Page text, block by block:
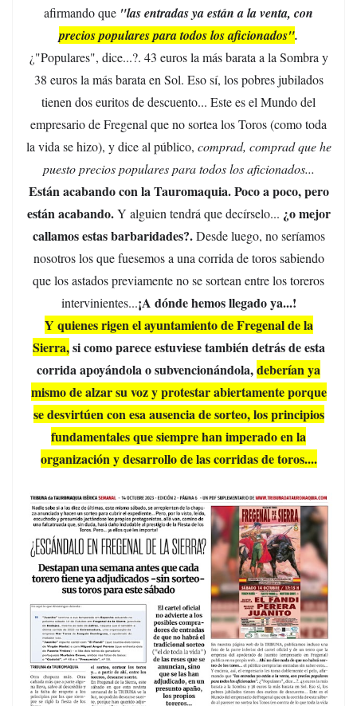
afirmando que "las entradas ya están a la venta, con
precios populares para todos los aficionados".
¿"Populares", dice...?. 43 euros la más barata a la Sombra y
38 euros la más barata en Sol. Eso sí, los pobres jubilados
tienen dos euritos de descuento... Este es el Mundo del
empresario de Fregenal que no sortea los Toros (como toda
la vida se hizo), y dice al público, comprad, comprad que he
puesto precios populares para todos los aficionados...
Están acabando con la Tauromaquia. Poco a poco, pero
están acabando.Y alguien tendrá que decírselo... ¿o mejor
callamos estas barbaridades?.Desde luego, no seríamos
nosotros los que fuesemos a una corrida de toros sabiendo
que los astados previamente no se sortean entre los toreros
intervinientes...¡A dónde hemos llegado ya...!
Y quienes rigen el ayuntamiento de Fregenal de la
Sierra,si como parece estuviese también detrás de esta
corrida apoyándola o subvencionándola,deberían ya
mismo de alzar su voz y protestar abiertamente porque
se desvirtúen con esa ausencia de sorteo, los principios
fundamentales que siempre han imperado en la
organización y desarrollo de las corridas de toros....